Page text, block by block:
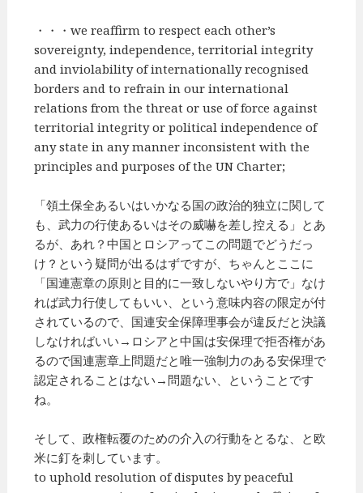
・・・we reaffirm to respect each other’s
sovereignty, independence, territorial integrity
and inviolability of internationally recognised
borders and to refrain in our international
relations from the threat or use of force against
territorial integrity or political independence of
any state in any manner inconsistent with the
principles and purposes of the UN Charter;
「領土保全あるいはいかなる国の政治的独立に関して
も、武力の行使あるいはその威嚇を差し控える」とあ
るが、あれ？中国とロシアってこの問題でどうだっ
け？という疑問が出るはずですが、ちゃんとここに
「国連憲章の原則と目的に一致しないやり方で」なけ
れば武力行使してもいい、という意味内容の限定が付
されているので、国連安全保障理事会が違反だと決議
しなければいい→ロシアと中国は安保理で拒否権があ
るので国連憲章上問題だと唯一強制力のある安保理で
認定されることはない→問題ない、ということです
ね。
そして、政権転覆のための介入の行動をとるな、と欧
米に釘を刺しています。
to uphold resolution of disputes by peaceful